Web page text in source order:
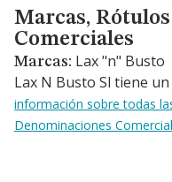
Marcas, Rótulos y
Marcas,
Comerciales
Marcas: Lax "n" Busto
Lax N Busto Sl tiene
información sobre todas
Denominaciones